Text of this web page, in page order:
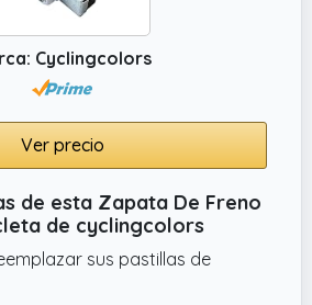
Cyclingcolors
Ver precio
de esta Zapata De Freno
de cyclingcolors
sus pastillas de